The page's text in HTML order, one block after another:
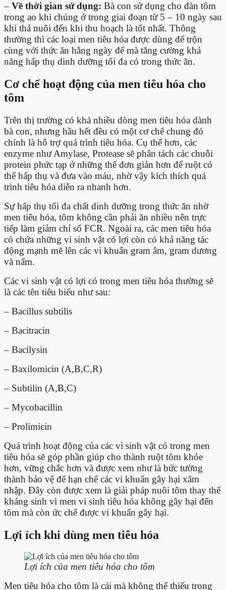
– Về thời gian sử dụng: Bà con sử dụng cho đàn tôm
trong ao khi chúng ở trong giai đoạn từ 5 – 10 ngày sau
khi thả nuôi đến khi thu hoạch là tốt nhất. Thông
thường thì các loại men tiêu hóa được dùng để trộn
cùng với thức ăn hằng ngày để mà tăng cường khả
năng hấp thụ dinh dưỡng tối đa có trong thức ăn.
Cơ chế hoạt động của men tiêu hóa cho
tôm
Trên thị trường có khá nhiều dòng men tiêu hóa dành
bà con, nhưng hầu hết đều có một cơ chế chung đó
chính là hỗ trợ quá trình tiêu hóa. Cụ thể hơn, các
enzyme như Amylase, Protease sẽ phân tách các chuỗi
protein phức tạp ở những thể đơn giản hơn để ruột có
thể hấp thụ và đưa vào máu, nhờ vậy kích thích quá
trình tiêu hóa diễn ra nhanh hơn.
Sự hấp thụ tối đa chất dinh dưỡng trong thức ăn nhờ
men tiêu hóa, tôm không cần phải ăn nhiều nên trực
tiếp làm giảm chỉ số FCR. Ngoài ra, các men tiêu hóa
có chứa những vi sinh vật có lợi còn có khả năng tác
động mạnh mẽ lên các vi khuẩn gram âm, gram dương
và nấm.
Các vi sinh vật có lợi có trong men tiêu hóa thường sẽ
là các tên tiêu biểu như sau:
– Bacillus subtilis
– Bacitracin
– Bacilysin
– Baxilomicin (A,B,C,R)
– Subtilin (A,B,C)
– Mycobacillin
– Prolimicin
Quá trình hoạt động của các vi sinh vật có trong men
tiêu hóa sẽ góp phần giúp cho thành ruột tôm khỏe
hơn, vững chắc hơn và được xem như là bức tường
thành bảo vệ để hạn chế các vi khuẩn gây hại xâm
nhập. Đây còn được xem là giải pháp nuôi tôm thay thế
kháng sinh vì men vi sinh tiêu hóa không gây hại đến
tôm mà còn ức chế được vi khuẩn gây hại.
Lợi ích khi dùng men tiêu hóa
Lợi ích của men tiêu hóa cho tôm
Men tiêu hóa cho tôm là cái mà không thể thiếu trong